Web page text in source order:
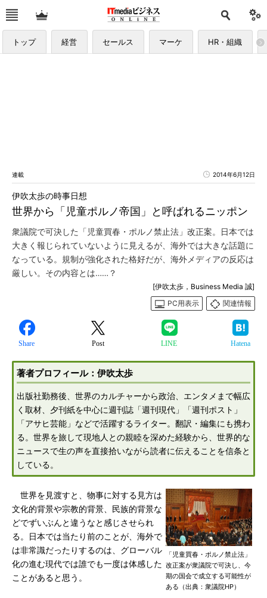
トップ 経営 セールス マーケ HR・組織
連載 2014年6月12日
世界から「児童ポルノ帝国」と呼ばれるニッポン
伊吹太歩の時事日想
衆議院で可決した「児童買春・ポルノ禁止法」改正案。日本では
大きく報じられていないように見えるが、海外では大きな話題に
なっている。規制が強化された格好だが、海外メディアの反応は
厳しい。その内容とは……？
[伊吹太歩，Business Media 誠]
PC用表示
関連情報
Share Post LINE Hatena
著者プロフィール：伊吹太歩
出版社勤務後、世界のカルチャーから政治、エンタメまで幅広
く取材、夕刊紙を中心に週刊誌「週刊現代」「週刊ポスト」
「アサヒ芸能」などで活躍するライター。翻訳・編集にも携わ
る。世界を旅して現地人との親睦を深めた経験から、世界的な
ニュースで生の声を直接拾いながら読者に伝えることを信条と
している。
「児童買春・ポルノ禁止法」
改正案が衆議院で可決し、今
期の国会で成立する可能性が
ある（出典：衆議院HP）
世界を見渡すと、物事に対する見方は
文化的背景や宗教的背景、民族的背景な
どでずいぶんと違うなと感じさせられ
る。日本では当たり前のことが、海外で
は非常識だったりするのは、グローバル
化の進む現代では誰でも一度は体感した
ことがあると思う。